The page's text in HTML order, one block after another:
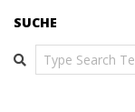
SUCHE
Search